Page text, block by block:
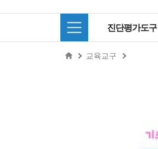
진단평가도구
교육교구